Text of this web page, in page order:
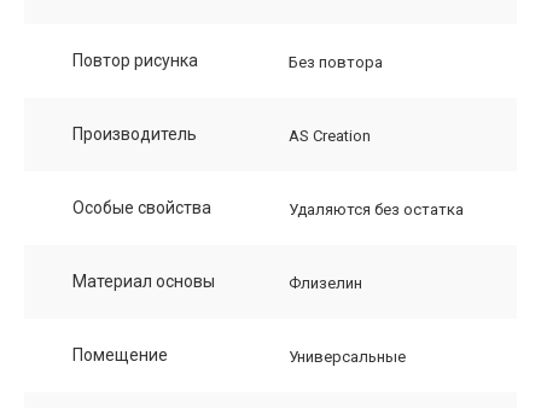
Повтор рисунка Без повтора
Производитель AS Creation
Особые свойства Удаляются без остатка
Материал основы Флизелин
Помещение Универсальные